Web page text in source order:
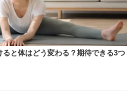
ると体はどう変わる？期待できる3つ